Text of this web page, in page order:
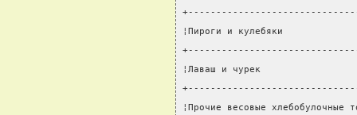
¦Пироги и кулебяки
¦Лаваш и чурек
¦Прочие весовые